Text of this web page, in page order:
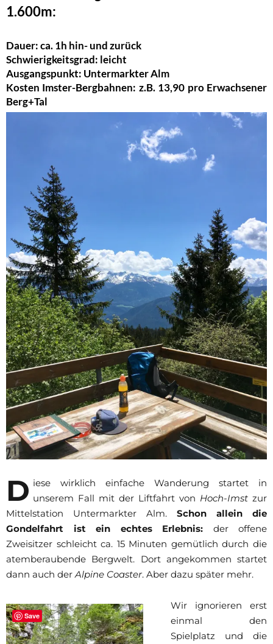
1.600m:
Dauer: ca. 1h hin- und zurück
Schwierigkeitsgrad: leicht
Ausgangspunkt: Untermarkter Alm
Kosten Imster-Bergbahnen: z.B. 13,90 pro Erwachsener
Berg+Tal
D iese wirklich einfache Wanderung startet in
unserem Fall mit der Liftfahrt von Hoch-Imst zur
Mittelstation Untermarkter Alm. Schon allein die
Gondelfahrt ist ein echtes Erlebnis: der offene
Zweisitzer schleicht ca. 15 Minuten gemütlich durch die
atemberaubende Bergwelt. Dort angekommen startet
dann auch derAlpine Coaster. Aber dazu später mehr.
Wir ignorieren erst
einmal den
Spielplatz und die
Save